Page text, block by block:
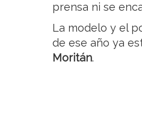
prensa ni se
La modelo y el
de ese año ya
Moritán.